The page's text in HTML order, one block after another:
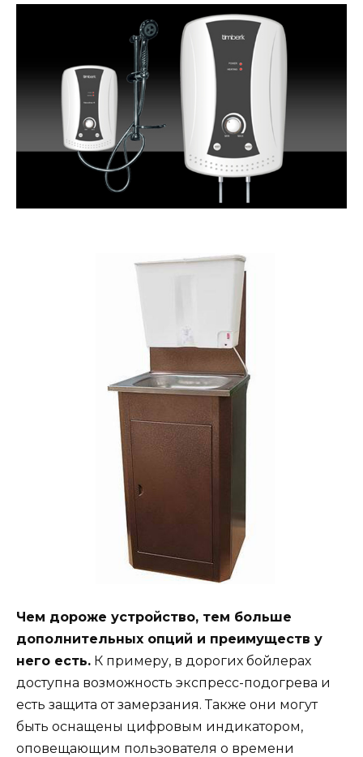
Чем дороже устройство, тем больше
дополнительных опций и преимуществ у
него есть. К примеру, в дорогих бойлерах
доступна возможность экспресс-подогрева и
есть защита от замерзания. Также они могут
быть оснащены цифровым индикатором,
оповещающим пользователя о времени